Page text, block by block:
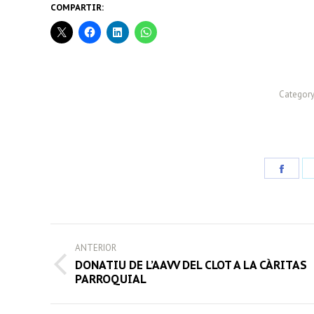
COMPARTIR:
POST
NAVIGATION
ANTERIOR
Previous
DONATIU DE L’AAVV DEL CLOT A LA CÀRITAS
PARROQUIAL